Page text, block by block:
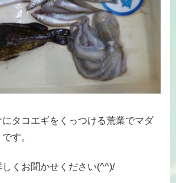
タコエギをくっつける荒業でマダ
す。
くお聞かせください(^^)/